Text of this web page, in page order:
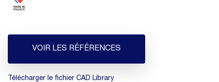
VOIR LES RÉFÉRENCES
Télécharger le fichier CAD Library